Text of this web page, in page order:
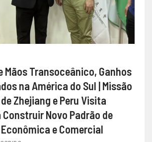
Mãos Transoceânico, Ganhos
na América do Sul | Missão
Zhejiang e Peru Visita
Construir Novo Padrão de
e Comercial